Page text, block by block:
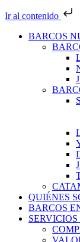
Ir al contenido
BARCOS
QUIÉNES
BARCOS